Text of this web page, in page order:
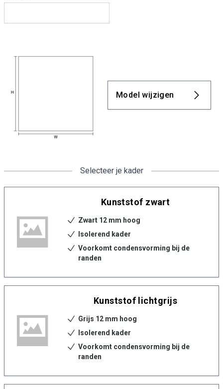
Model wijzigen
Selecteer je kader
Kunststof zwart
Zwart 12 mm hoog
Isolerend kader
Voorkomt condensvorming bij de
randen
Kunststof lichtgrijs
Grijs 12 mm hoog
Isolerend kader
Voorkomt condensvorming bij de
randen